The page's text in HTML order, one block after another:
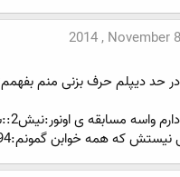
2014 , November 8
دیپلم حرف بزنی منم
واسه مسابقه ی اونور:نیش2::سوت:
که همه خوابن گمونم:94:شرکت کردی؟